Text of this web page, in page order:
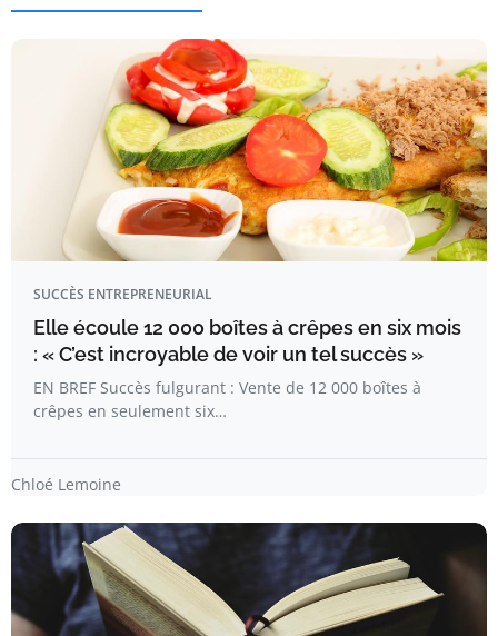
SUCCÈS ENTREPRENEURIAL
Elle écoule 12 000 boîtes à crêpes en six mois
: « C’est incroyable de voir un tel succès »
EN BREF Succès fulgurant : Vente de 12 000 boîtes à
crêpes en seulement six…
Chloé Lemoine